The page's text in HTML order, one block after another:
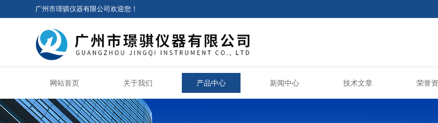
广州市璟骐仪器有限公司欢迎您！
网站首页 关于我们 产品中心 新闻中心 技术文章 荣誉